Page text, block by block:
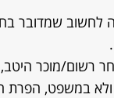
לחשוב שמדובר
רשום/מוכר היטב,
ולא במשפט,